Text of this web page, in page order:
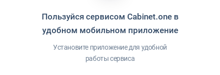
Пользуйся сервисом Cabinet.one в
удобном мобильном приложение
Установите приложение для удобной
работы сервиса